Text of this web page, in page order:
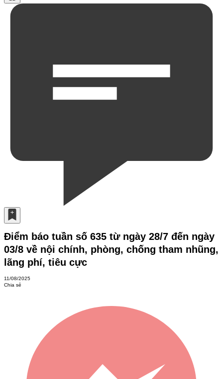
Điểm báo tuần số 635 từ ngày 28/7 đến ngày
03/8 về nội chính, phòng, chống tham nhũng,
lãng phí, tiêu cực
11/08/2025
Chia sẻ